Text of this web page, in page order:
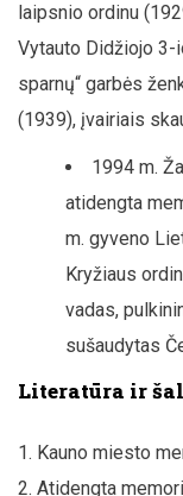
laipsnio ordinu
Vytauto Didžiojo 3-
sparnų“ garbės
(1939), įvairiais
1994 m.
atidengta
m. gyveno
Kryžiaus
vadas,
sušaudytas
Literatūra ir
Kauno miesto
Atidengta